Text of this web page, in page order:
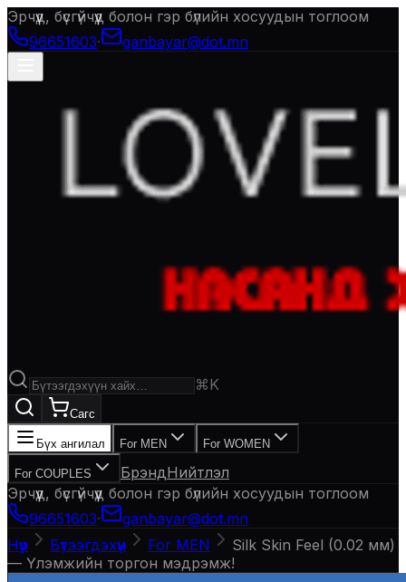
Эрчүүд, бүсгүйчүүд болон гэр бүлийн хосуудын тоглоом
96651603· ganbayar@dot.mn
⌘K
Сагс
Бүх ангилал For MEN For WOMEN
For COUPLES БрэндНийтлэл
Эрчүүд, бүсгүйчүүд болон гэр бүлийн хосуудын тоглоом
96651603·
ganbayar@dot.mn
Нүүр
Бүтээгдэхүүн For MEN
Silk Skin Feel (0.02 мм)
— Үлэмжийн торгон мэдрэмж!